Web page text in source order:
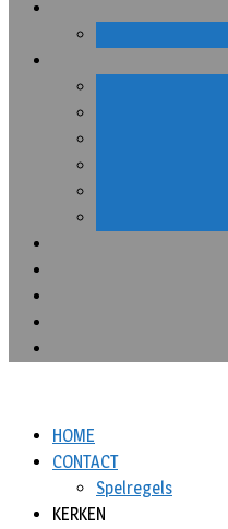
HOME
CONTACT
Spelregels
KERKEN